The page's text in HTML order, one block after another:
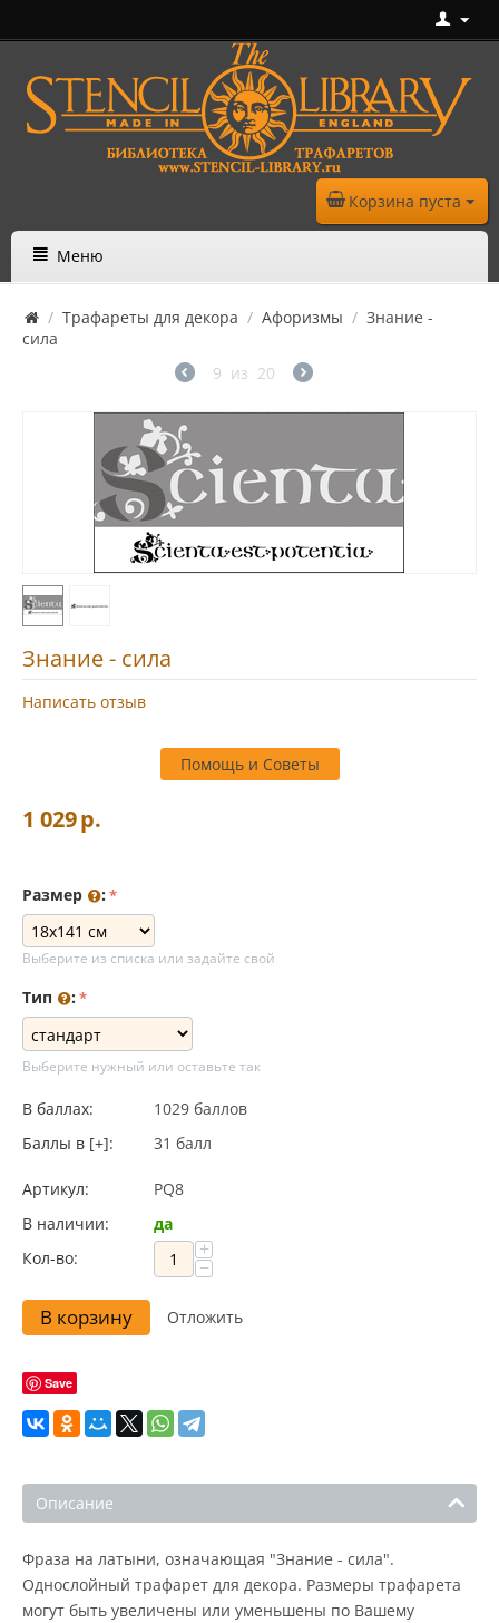
Корзина пуста
Меню
/ Трафареты для декора / Афоризмы / Знание -
сила
9 из 20
Знание - сила
Написать отзыв
Помощь и Советы
1 029р.
Размер :
Выберите из списка или задайте свой
Тип :
Выберите нужный или оставьте так
В баллах:
1029 баллов
Баллы в [+]:
31 балл
Артикул:
PQ8
В наличии:
да
Кол-во:
+
−
В корзину Отложить
Save
Описание
Фраза на латыни, означающая "Знание - сила".
Однослойный трафарет для декора. Размеры трафарета
могут быть увеличены или уменьшены по Вашему